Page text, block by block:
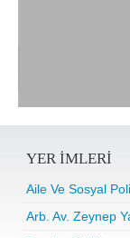
YER IMLERI
Aile Ve Sosyal
Arb. Av. Zeynep